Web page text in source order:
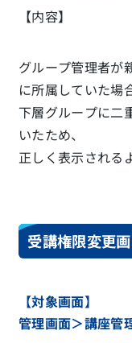
【内容】
グループ管理者が
に所属していた場
下層グループに二
いたため、
正しく表示される
受講権限変更
【対象画面】
管理画面＞講座管